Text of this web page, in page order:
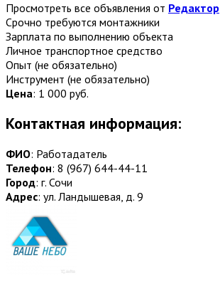
Просмотреть все объявления от Редактор
Срочно требуются монтажники
Зарплата по выполнению объекта
Личное транспортное средство
Опыт (не обязательно)
Инструмент (не обязательно)
Цена: 1 000 руб.
Контактная информация:
ФИО: Работадатель
Телефон: 8 (967) 644-44-11
Город: г. Сочи
Адрес: ул. Ландышевая, д. 9